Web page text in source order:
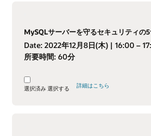
MySQLサーバーを守るセキュリティの
Date: 2022年12月8日(木) | 16:00 –
所要時間: 60分
選択済み 選択する 詳細はこちら